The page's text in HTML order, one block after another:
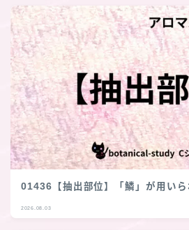
01436【抽出部位】「鱗」が用い
2026.08.03